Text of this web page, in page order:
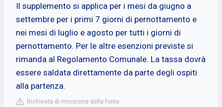
Il supplemento si applica per i mesi da giugno a
settembre per i primi 7 giorni di pernottamento e
nei mesi di luglio e agosto per tutti i giorni di
pernottamento. Per le altre esenzioni previste si
rimanda al Regolamento Comunale. La tassa dovrà
essere saldata direttamente da parte degli ospiti
alla partenza.
Richiesta di rimozione della fonte